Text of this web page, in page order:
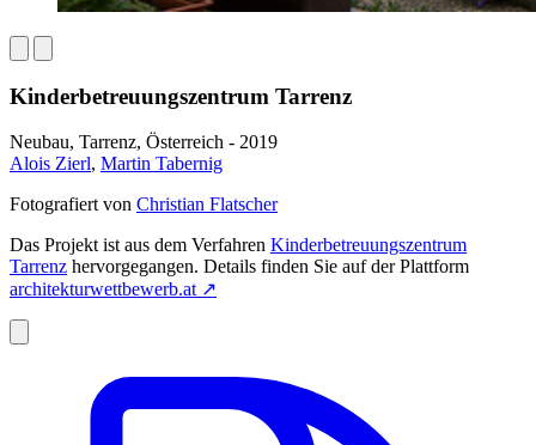
Kinderbetreuungszentrum Tarrenz
Neubau, Tarrenz, Österreich - 2019
Alois Zierl, Martin Tabernig
Fotografiert von Christian Flatscher
Das Projekt ist aus dem Verfahren Kinderbetreuungszentrum
Tarrenz hervorgegangen. Details finden Sie auf der Plattform
architekturwettbewerb.at ↗